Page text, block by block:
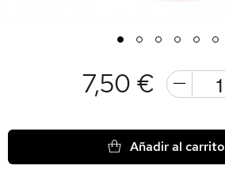
1 2 3 4 5 6
7,50 €
Añadir al carrito